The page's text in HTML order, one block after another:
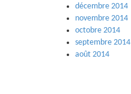
décembre 2014
novembre 2014
octobre 2014
septembre 2014
août 2014